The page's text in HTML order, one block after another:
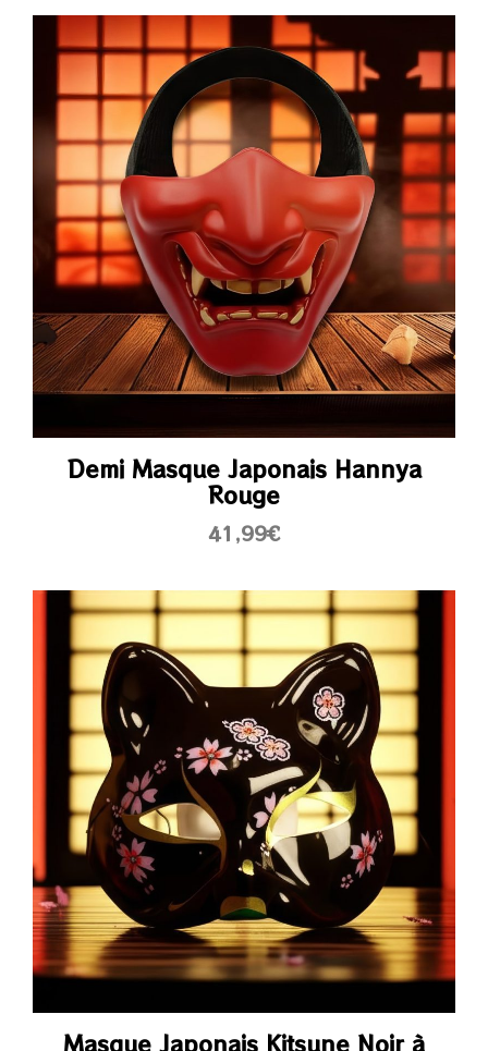
Demi Masque Japonais Hannya
Rouge
41,99€
Masque Japonais Kitsune Noir à